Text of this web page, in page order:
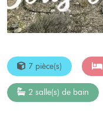
7 pièce(s)
2 salle(s) de bain